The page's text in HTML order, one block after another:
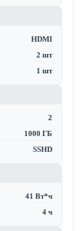
HDMI
2 шт
1 шт
2
1000 ГБ
SSHD
41 Вт*ч
4 ч